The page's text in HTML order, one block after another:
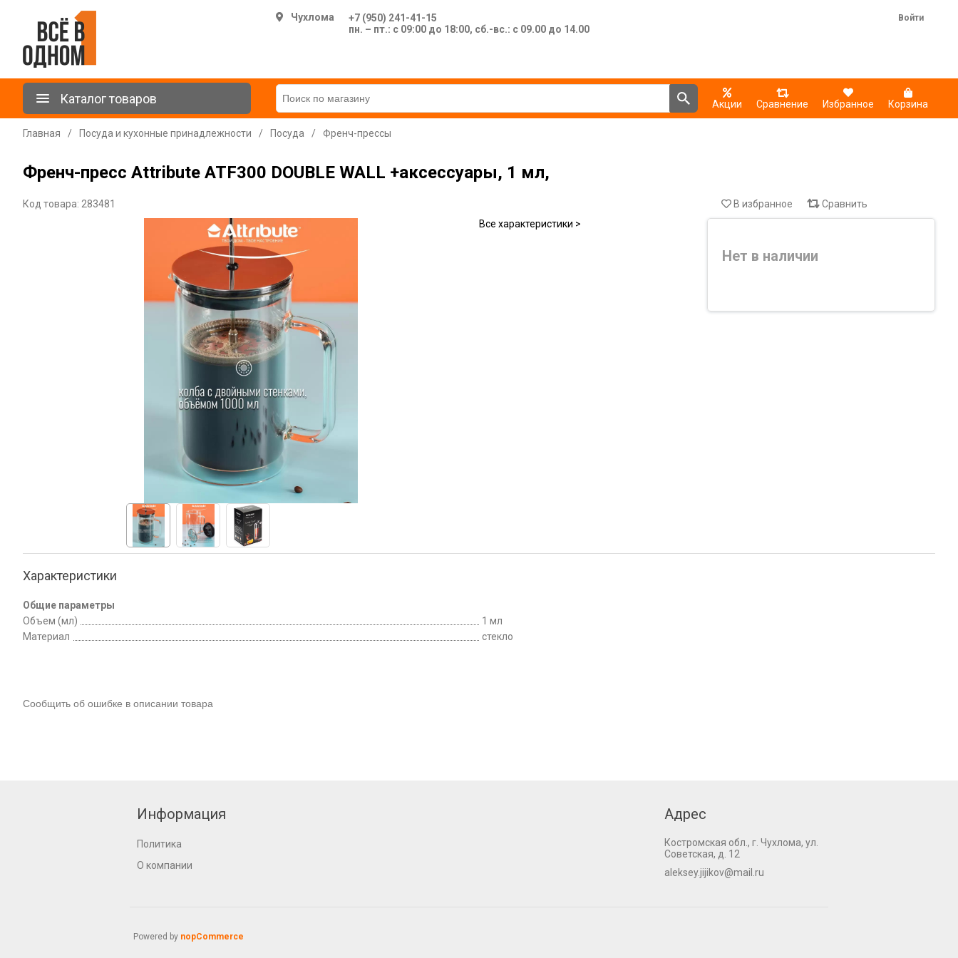
Чухлома
+7 (950) 241-41-15
пн. – пт.: с 09:00 до 18:00, сб.-вс.: с 09.00 до 14.00
Войти
Каталог товаров Акции Сравнение Избранное Корзина
Главная / Посуда и кухонные принадлежности / Посуда / Френч-прессы
Френч-пресс Attribute ATF300 DOUBLE WALL +аксессуары, 1 мл,
Код товара: 283481
Все характеристики >
В избранное Сравнить
Нет в наличии
Характеристики
Общие параметры
Объем (мл)
1 мл
Материал
стекло
Сообщить об ошибке в описании товара
Информация
Политика
О компании
Адрес
Костромская обл., г. Чухлома, ул.
Советская, д. 12
aleksey.jijikov@mail.ru
Powered by nopCommerce